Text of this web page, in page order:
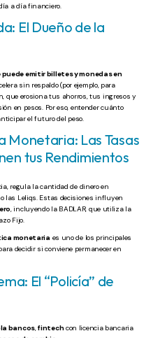
a día financiero.
El Dueño de la
emitir billetes y monedas en
sin respaldo (por ejemplo, para
que erosiona tus ahorros, tus ingresos y
en pesos. Por eso, entender cuánto
el futuro del peso.
Monetaria: Las Tasas
tus Rendimientos
regula la cantidad de dinero en
las Leliqs. Estas decisiones influyen
, incluyendo la BADLAR, que utiliza la
Fijo.
monetaria es uno de los principales
decidir si conviene permanecer en
El “Policía” de
bancos,fintechcon licencia bancaria